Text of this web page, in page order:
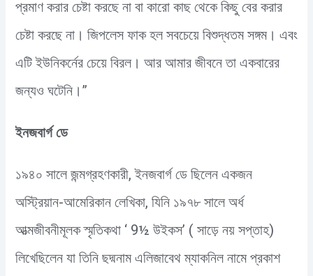
প্রমাণ করার চেষ্টা করছে না বা কারো কাছ থেকে কিছু বের করার
চেষ্টা করছে না। জিপলেস ফাক হল সবচেয়ে বিশুদ্ধতম সঙ্গম। এবং
এটি ইউনিকর্নের চেয়ে বিরল। আর আমার জীবনে তা একবারের
জন্যও ঘটেনি।”
ইনজবার্গ ডে
১৯৪০ সালে জন্মগ্রহণকারী, ইনজবার্গ ডে ছিলেন একজন
অস্ট্রিয়ান-আমেরিকান লেখিকা, যিনি ১৯৭৮ সালে অর্ধ
আত্মজীবনীমূলক স্মৃতিকথা ‘ 9½ উইকস’ ( সাড়ে নয় সপ্তাহ)
লিখেছিলেন যা তিনি ছদ্মনাম এলিজাবেথ ম্যাকনিল নামে প্রকাশ